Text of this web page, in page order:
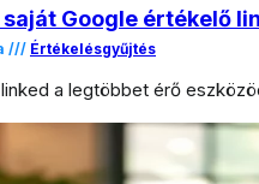
Google értékelő
/// Értékelésgyűjtés
a legtöbbet érő